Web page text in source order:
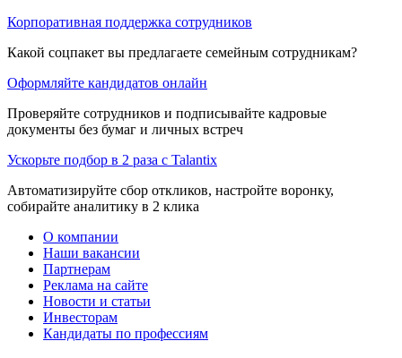
Корпоративная поддержка сотрудников
Какой соцпакет вы предлагаете семейным сотрудникам?
Оформляйте кандидатов онлайн
Проверяйте сотрудников и подписывайте кадровые
документы без бумаг и личных встреч
Ускорьте подбор в 2 раза с Talantix
Автоматизируйте сбор откликов, настройте воронку,
собирайте аналитику в 2 клика
О компании
Наши вакансии
Партнерам
Реклама на сайте
Новости и статьи
Инвесторам
Кандидаты по профессиям